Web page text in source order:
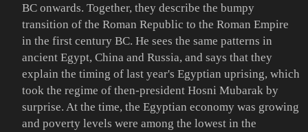
BC onwards. Together, they describe the bumpy
transition of the Roman Republic to the Roman Empire
in the first century BC. He sees the same patterns in
ancient Egypt, China and Russia, and says that they
explain the timing of last year's Egyptian uprising, which
took the regime of then-president Hosni Mubarak by
surprise. At the time, the Egyptian economy was growing
and poverty levels were among the lowest in the